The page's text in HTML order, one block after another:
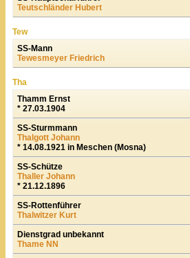
Teutschländer Hubert
Tew
SS-Mann
Tewesmeyer Friedrich
Tha
Thamm Ernst
* 27.03.1904
SS-Sturmmann
Thalgott Johann
* 14.08.1921 in Meschen (Mosna)
SS-Schütze
Thaller Johann
* 21.12.1896
SS-Rottenführer
Thalwitzer Kurt
Dienstgrad unbekannt
Thame NN